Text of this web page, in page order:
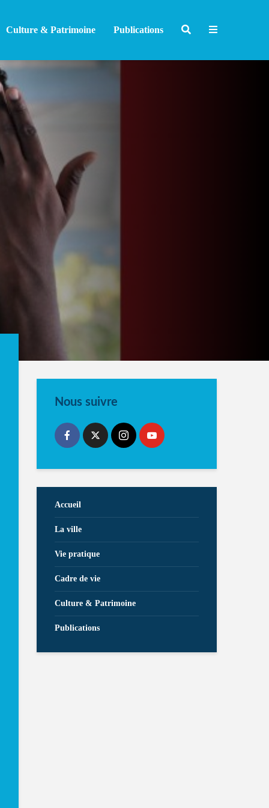
Culture & Patrimoine Publications
Nous suivre
Accueil
La ville
Vie pratique
Cadre de vie
Culture & Patrimoine
Publications